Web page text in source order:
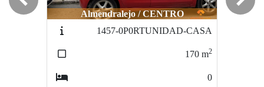
Almendralejo / CENTRO
1457-0P0RTUNIDAD-CASA
170 m2
0
Previous Next